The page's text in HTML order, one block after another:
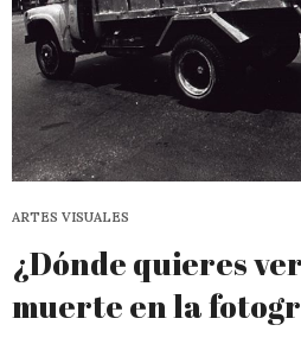
ARTES VISUALES
¿Dónde quieres
muerte en la